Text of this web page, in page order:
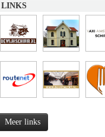
LINKS
Meer links